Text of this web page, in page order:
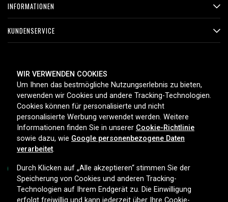
INFORMATIONEN
KUNDENSERVICE
ZAHLUNGSMETHODEN
LIEFEROPTIONEN
Copyright © 2026, Spares Nordic AB
WIR VERWENDEN COOKIES
Um Ihnen das bestmögliche Nutzungserlebnis zu bieten,
verwenden wir Cookies und andere Tracking-Technologien.
Cookies können für personalisierte und nicht
personalisierte Werbung verwendet werden. Weitere
Informationen finden Sie in unserer Cookie-Richtlinie
sowie dazu, wie Google personenbezogene Daten
verarbeitet.
Durch Klicken auf „Alle akzeptieren“ stimmen Sie der
Speicherung von Cookies und anderen Tracking-
Technologien auf Ihrem Endgerät zu. Die Einwilligung
erfolgt freiwillig und kann jederzeit über Ihre Cookie-